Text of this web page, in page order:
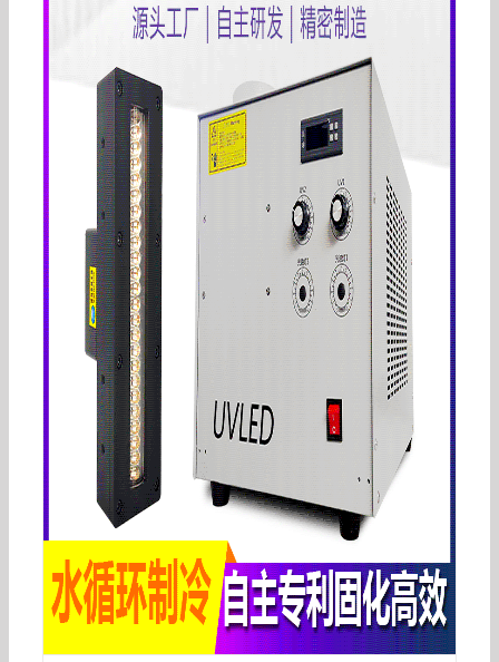
云固uvled固化机紫外灯扬声器uv固化设备摄像头
喇叭uv固化机